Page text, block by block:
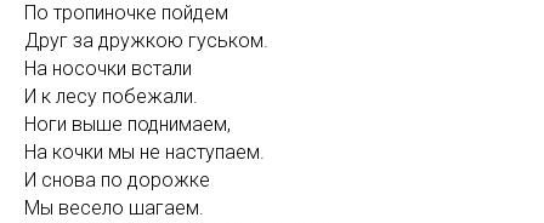
По тропиночке пойдем
Друг за дружкою гуськом.
На носочки встали
И к лесу побежали.
Ноги выше поднимаем,
На кочки мы не наступаем.
И снова по дорожке
Мы весело шагаем.